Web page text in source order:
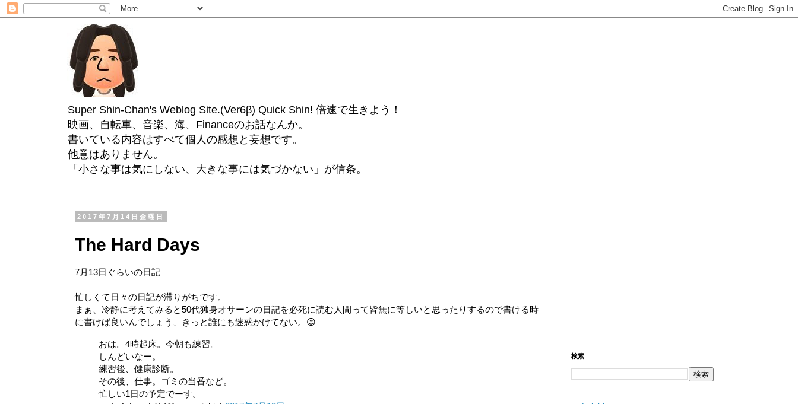
Super Shin-Chan's Weblog Site.(Ver6β) Quick Shin! 倍速で生きよう！
映画、自転車、音楽、海、Financeのお話なんか。
書いている内容はすべて個人の感想と妄想です。
他意はありません。
「小さな事は気にしない、大きな事には気づかない」が信条。
2017年7月14日金曜日
The Hard Days
7月13日ぐらいの日記
忙しくて日々の日記が滞りがちです。
まぁ、冷静に考えてみると50代独身オサーンの日記を必死に読む人間って皆無に等しいと思ったりするので書ける時
に書けば良いんでしょう、きっと誰にも迷惑かけてない。😊
おは。4時起床。今朝も練習。
しんどいなー。
練習後、健康診断。
その後、仕事。ゴミの当番など。
忙しい1日の予定でーす。
検索